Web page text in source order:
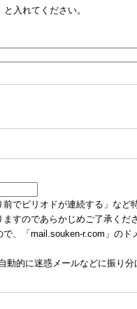
入れてください。
でピリオドが連続する」など
すのであらかじめご了承くださ
、「mail.souken-r.com」のド
的に迷惑メールなどに振り分